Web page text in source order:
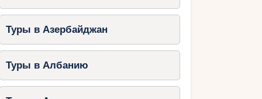
Туры в Азербайджан
Туры в Албанию